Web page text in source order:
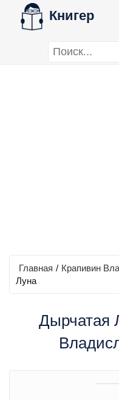
Книгер
Главная / Крапивин
Луна
Дырчатая